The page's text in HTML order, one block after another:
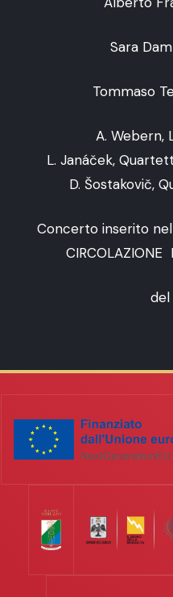
Sara
Tommaso
A. Webern,
L. Janáček,
D. Šostakovič,
Concerto inserito
CIRCOLAZIONE
del